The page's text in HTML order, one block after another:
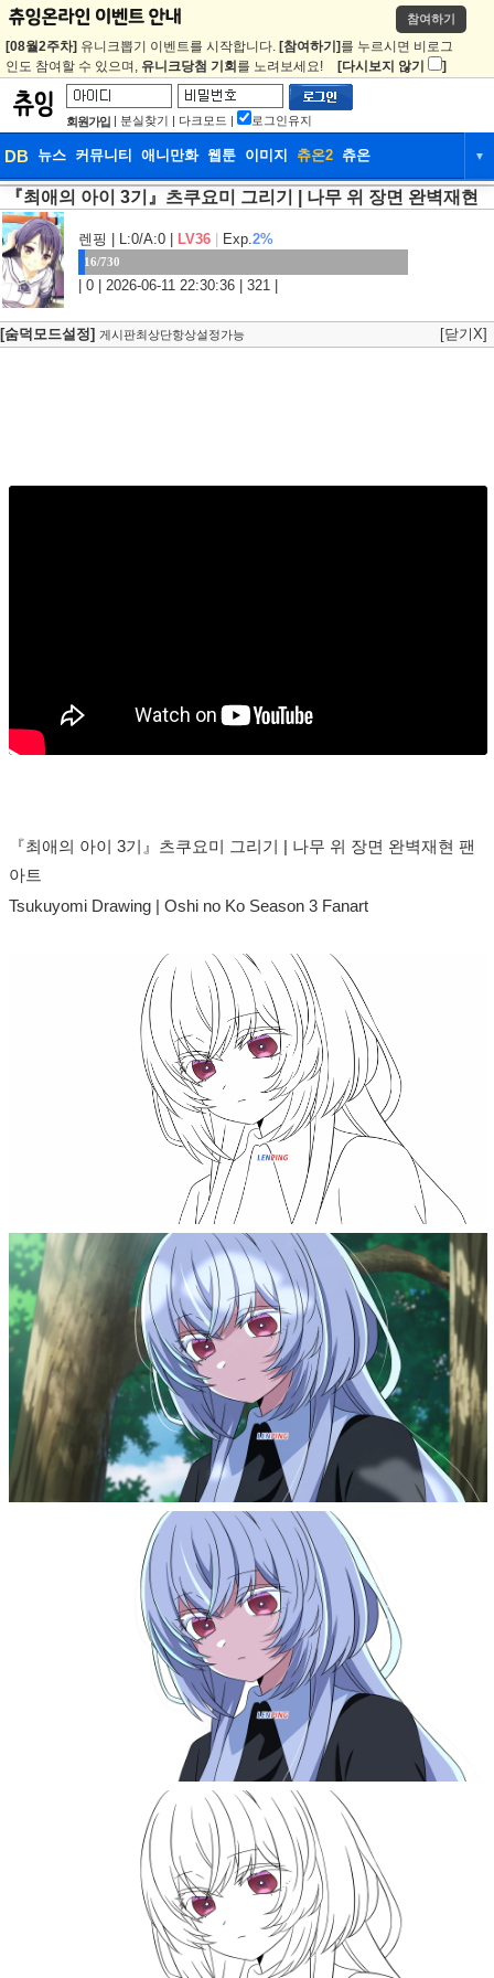
참여하기
[08월2주차] 유니크뽑기 이벤트를 시작합니다. [참여하기] 를 누르시면 비로그
인도 참여할 수 있으며, 유니크당첨 기회 를 노려보세요! [다시보지 않기 ]
회원가입 | 분실찾기 | 다크모드 | 로그인유지
DB 뉴스 커뮤니티 애니만화 웹툰 이미지 츄온2 츄온 ▼
DB 뉴스 커뮤니티 애니만화
웹툰 이미지
『최애의 아이 3기』츠쿠요미 그리기 | 나무 위 장면 완벽재현
렌핑 | L:0/A:0 | LV36 Exp.2%
16/730
| 0 | 2026-06-11 22:30:36 | 321 |
[숨덕모드설정] 게시판최상단항상설정가능 [닫기X]
『최애의 아이 3기』츠쿠요미 그리기 | 나무 위 장면 완벽재현 팬
아트
Tsukuyomi Drawing | Oshi no Ko Season 3 Fanart